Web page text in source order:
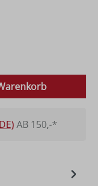
AB 150,-*